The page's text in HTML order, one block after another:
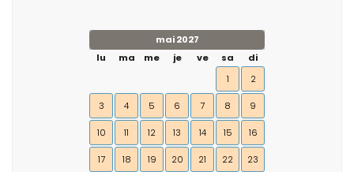
mai 2027
lu
ma me je ve sa
di
1
2
3 4 5 6 7 8 9
10 11 12 13 14 15 16
17 18 19 20 21 22 23